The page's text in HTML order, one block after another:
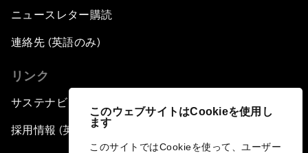
このウェブサイトはCookieを使用し
ます
このサイトではCookieを使って、ユーザー
ニュースレター購読
連絡先 (英語のみ)
リンク
サステナビリティへの取り組み
採用情報 (英語のみ)